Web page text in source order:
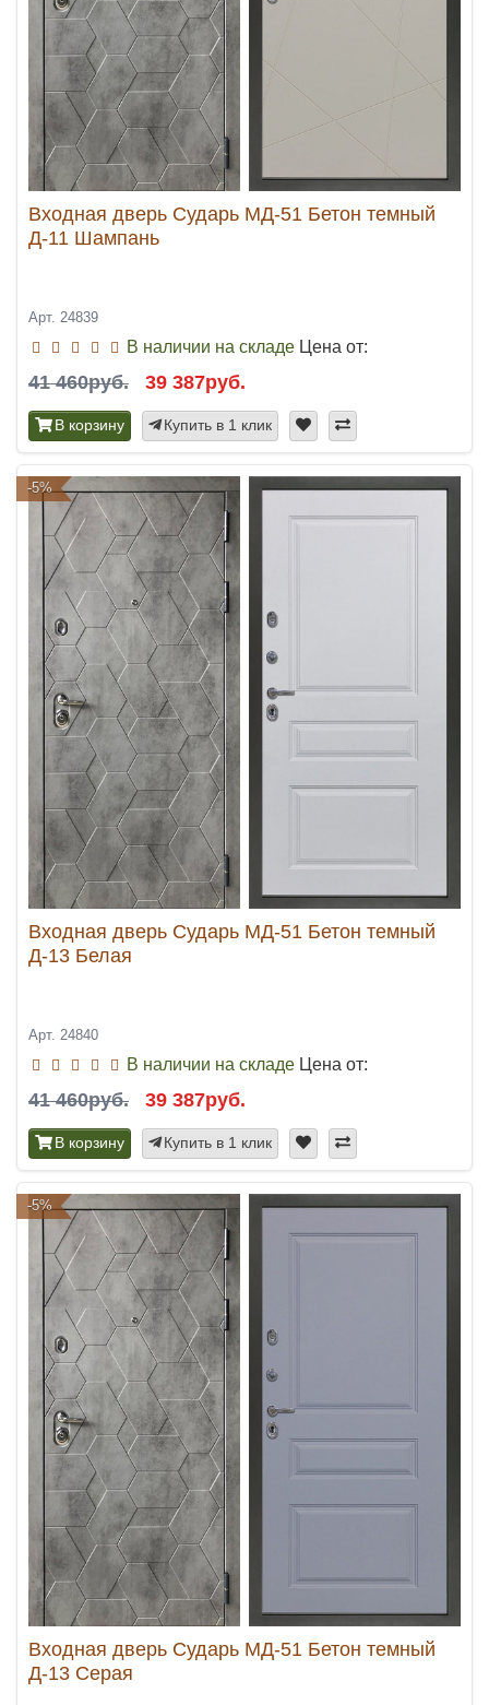
Входная дверь Сударь МД-51 Бетон темный
Д-11 Шампань
Арт. 24839
В наличии на складе Цена от:
41 460руб. 39 387руб.
В корзину Купить в 1 клик
-5%
Входная дверь Сударь МД-51 Бетон темный
Д-13 Белая
Арт. 24840
В наличии на складе Цена от:
41 460руб. 39 387руб.
В корзину Купить в 1 клик
-5%
Входная дверь Сударь МД-51 Бетон темный
Д-13 Серая